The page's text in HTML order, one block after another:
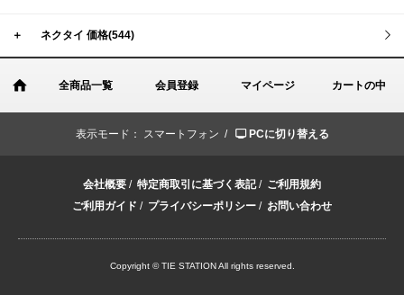
＋ ネクタイ 価格(544)
全商品一覧 会員登録 マイページ カートの中
表示モード： スマートフォン / PCに切り替える
会社概要 / 特定商取引に基づく表記/ ご利用規約
ご利用ガイド / プライバシーポリシー / お問い合わせ
Copyright © TIE STATION All rights reserved.